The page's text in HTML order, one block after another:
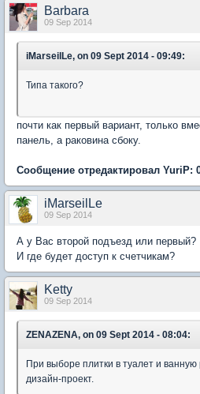
Barbara
09 Sep 2014
iMarseilLe, on 09 Sept 2014 - 09:49:
Типа такого?
почти как первый вариант, только
панель, а раковина сбоку.
Сообщение отредактировал YuriP:
iMarseilLe
09 Sep 2014
А у Вас второй подъезд или первый?
И где будет доступ к счетчикам?
Ketty
09 Sep 2014
ZENAZENA, on 09 Sept 2014 - 08:04:
При выборе плитки в туалет и ванную
дизайн-проект.